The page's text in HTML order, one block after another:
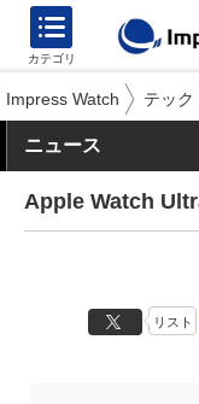
カテゴリ
Impress Watch テック
ニュース
Apple Watch
リスト